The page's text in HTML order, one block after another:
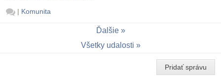
| Komunita
Ďalšie
Všetky udalosti
Pridať správu